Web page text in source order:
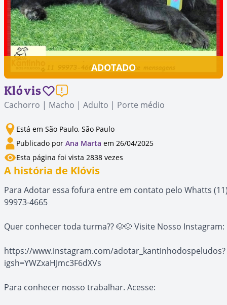
ADOTADO
Klóvis
Cachorro | Macho | Adulto | Porte médio
Está em São Paulo, São Paulo
Publicado por Ana Marta em 26/04/2025
Esta página foi vista 2838 vezes
A história de Klóvis
Para Adotar essa fofura entre em contato pelo Whatts
99973-4665
Quer conhecer toda turma?? 🐶🐶 Visite Nosso Instagram:
https://www.instagram.com/adotar_kantinhodospeludos?
igsh=YWZxaHJmc3F6dXVs
Para conhecer nosso trabalhar. Acesse: